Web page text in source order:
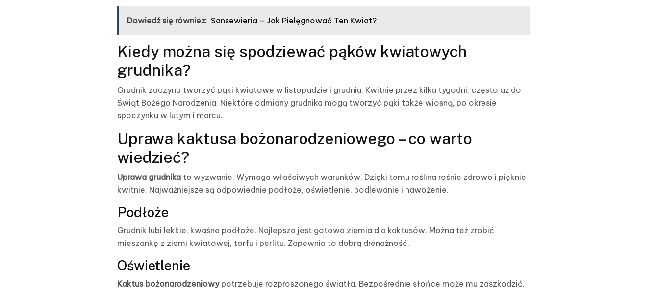
Dowiedź się również: Sansewieria – Jak Pielęgnować Ten Kwiat?
Kiedy można się spodziewać pąków kwiatowych
grudnika?
Grudnik zaczyna tworzyć pąki kwiatowe w listopadzie i grudniu. Kwitnie przez kilka tygodni, często aż do
Świąt Bożego Narodzenia. Niektóre odmiany grudnika mogą tworzyć pąki także wiosną, po okresie
spoczynku w lutym i marcu.
Uprawa kaktusa bożonarodzeniowego – co warto
wiedzieć?
Uprawa grudnika to wyzwanie. Wymaga właściwych warunków. Dzięki temu roślina rośnie zdrowo i pięknie
kwitnie. Najważniejsze są odpowiednie podłoże, oświetlenie, podlewanie i nawożenie.
Podłoże
Grudnik lubi lekkie, kwaśne podłoże. Najlepsza jest gotowa ziemia dla kaktusów. Można też zrobić
mieszankę z ziemi kwiatowej, torfu i perlitu. Zapewnia to dobrą drenażność.
Oświetlenie
Kaktus bożonarodzeniowypotrzebuje rozproszonego światła. Bezpośrednie słońce może mu zaszkodzić.